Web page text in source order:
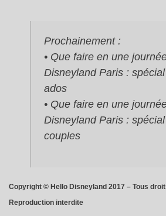
Prochainement :
• Que faire en une
Disneyland Paris :
ados
• Que faire en une
Disneyland Paris :
couples
Copyright © Hello Disneyland 2017 – Tous
Reproduction interdite